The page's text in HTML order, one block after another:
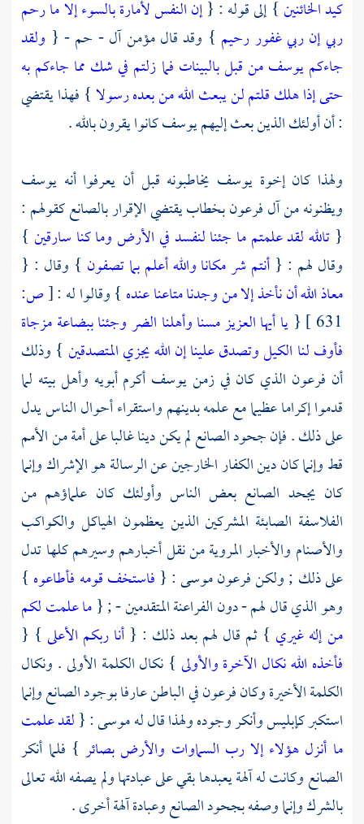
كيد الخائنين} إلى قوله : {إن النفس لأمارة بالسوء إلا ما رحم
ربي إن ربي غفور رحيم } وقد قال مؤمن آل - حم - { ولقد
جاءكم يوسف من قبل بالبينات فما زلتم في شك مما جاءكم به
حتى إذا هلك قلتم لن يبعث الله من بعده رسولا} فهذا يقتضي
: أن أولئك الذين بعث إليهميوسفكانوا يقرون بالله .
ولهذا كان إخوةيوسف يخاطبونه قبل أن يعرفوا أنه يوسف
ويظنونه منآلفرعونبخطاب يقتضي الإقرار بالصانع كقولهم :
{ تالله لقد علمتم ما جئنا لنفسد في الأرض وما كنا سارقين }
وقال لهم : { أنتم شر مكانا والله أعلم بما تصفون } وقال : {
معاذ الله أن نأخذ إلا من وجدنا متاعنا عنده } وقالوا له :[ص:
631 ]
{يا أيها العزيز مسنا وأهلنا الضر وجئنا ببضاعة مزجاة
فأوف لنا الكيل وتصدق علينا إن الله يجزي المتصدقين } وذلك
أن فرعون الذي كان في زمنيوسف أكرم أبويه وأهل بيته لما
قدموا إكراما عظيما مع علمه بدينهم واستقراء أحوال الناس يدل
على ذلك . فإن جحود الصانع لم يكن دينا غالبا على أمة من الأمم
قط وإنما كان دين الكفار الخارجين عن الرسالة هو الإشراك وإنما
كان يجحد الصانع بعض الناس وأولئك كان علماؤهم من
الفلاسفة الصابئة المشركين الذين يعظمون الهياكل والكواكب
والأصنام والأخبار المروية من نقل أخبارهم وسيرهم كلها تدل
على ذلك ; ولكنفرعونموسى: { فاستخف قومه فأطاعوه }
وهو الذي قال لهم - دونالفراعنةالمتقدمين - ; {ما علمت لكم
من إله غيري } ثم قال لهم بعد ذلك : { أنا ربكم الأعلى } {
فأخذه الله نكال الآخرة والأولى } نكال الكلمة الأولى . ونكال
الكلمة الأخيرة وكانفرعونفي الباطن عارفا بوجود الصانع وإنما
استكبر كإبليس وأنكر وجوده ولهذا قال لهموسى: {لقد علمت
ما أنزل هؤلاء إلا رب السماوات والأرض بصائر } فلما أنكر
الصانع وكانت له آلهة يعبدها بقي على عبادتها ولم يصفه الله تعالى
بالشرك وإنما وصفه بجحود الصانع وعبادة آلهة أخرى .